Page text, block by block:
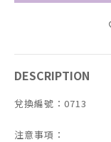
DESCRIPTION
兌換編號：0713
注意事項：